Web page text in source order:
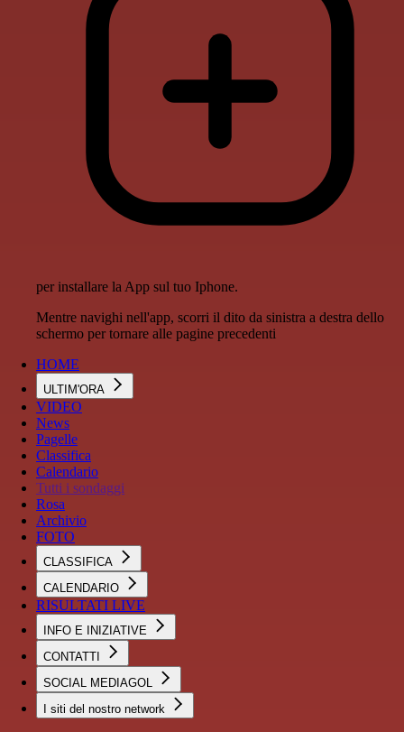
per installare la App sul tuo Iphone.
Mentre navighi nell'app, scorri il dito da sinistra a destra dello
schermo per tornare alle pagine precedenti
HOME
ULTIM'ORA
VIDEO
News
Pagelle
Classifica
Calendario
Tutti i sondaggi
Rosa
Archivio
FOTO
CLASSIFICA
CALENDARIO
RISULTATI LIVE
INFO E INIZIATIVE
CONTATTI
SOCIAL MEDIAGOL
I siti del nostro network